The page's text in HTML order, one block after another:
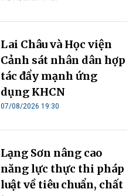
Lai Châu và Học viện
Cảnh sát nhân dân hợp
tác đẩy mạnh ứng
dụng KHCN
07/08/2026 19:30
Lạng Sơn nâng cao
năng lực thực thi pháp
luật về tiêu chuẩn, chất